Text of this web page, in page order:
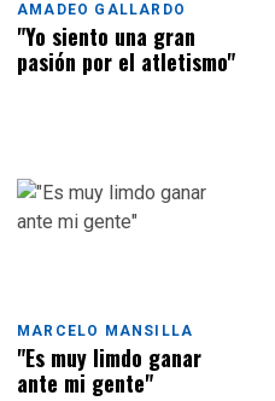
AMADEO GALLARDO
"Yo siento una gran
pasión por el atletismo"
MARCELO MANSILLA
"Es muy limdo ganar
ante mi gente"